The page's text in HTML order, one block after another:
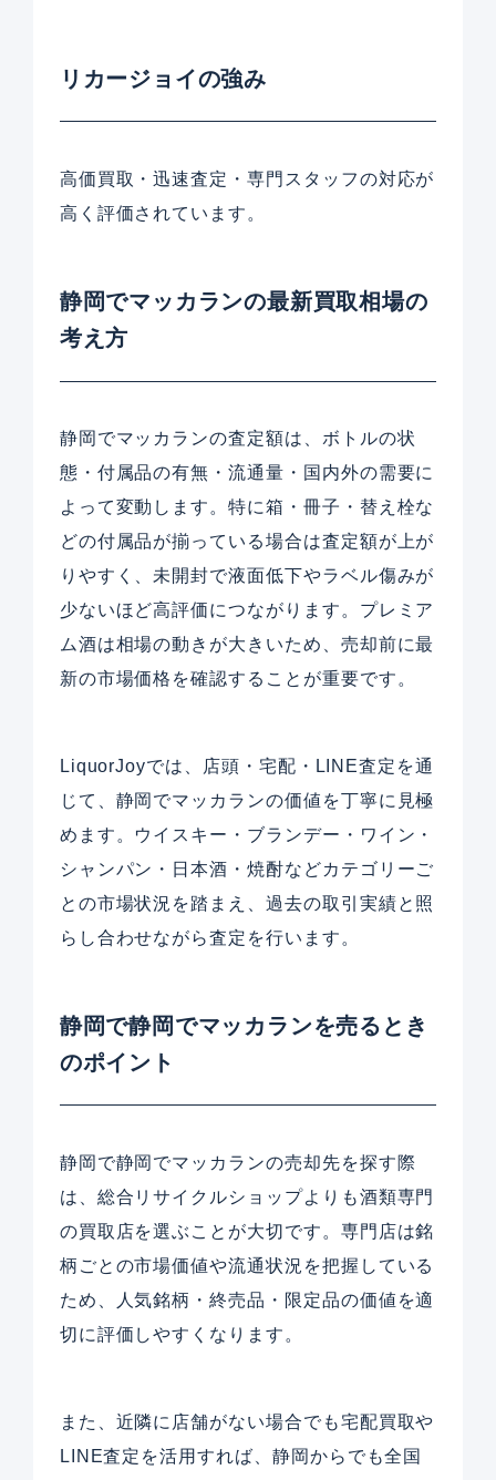
リカージョイの強み
高価買取・迅速査定・専門スタッフの対応が
高く評価されています。
静岡でマッカランの最新買取相場の
考え方
静岡でマッカランの査定額は、ボトルの状
態・付属品の有無・流通量・国内外の需要に
よって変動します。特に箱・冊子・替え栓な
どの付属品が揃っている場合は査定額が上が
りやすく、未開封で液面低下やラベル傷みが
少ないほど高評価につながります。プレミア
ム酒は相場の動きが大きいため、売却前に最
新の市場価格を確認することが重要です。
LiquorJoyでは、店頭・宅配・LINE査定を通
じて、静岡でマッカランの価値を丁寧に見極
めます。ウイスキー・ブランデー・ワイン・
シャンパン・日本酒・焼酎などカテゴリーご
との市場状況を踏まえ、過去の取引実績と照
らし合わせながら査定を行います。
静岡で静岡でマッカランを売るとき
のポイント
静岡で静岡でマッカランの売却先を探す際
は、総合リサイクルショップよりも酒類専門
の買取店を選ぶことが大切です。専門店は銘
柄ごとの市場価値や流通状況を把握している
ため、人気銘柄・終売品・限定品の価値を適
切に評価しやすくなります。
また、近隣に店舗がない場合でも宅配買取や
LINE査定を活用すれば、静岡からでも全国